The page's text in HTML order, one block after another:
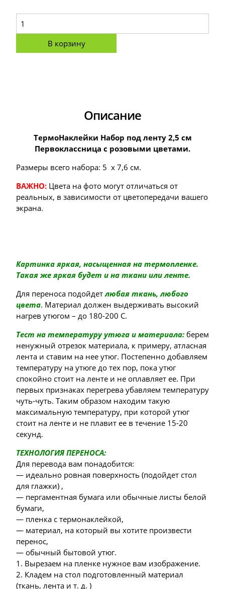
В корзину
Описание
ТермоНаклейки Набор под ленту 2,5 см
Первоклассница с розовыми цветами.
Размеры всего набора: 5 х 7,6 см.
ВАЖНО: Цвета на фото могут отличаться от
реальных, в зависимости от цветопередачи вашего
экрана.
Картинка яркая, насыщенная на термопленке.
Такая же яркая будет и на ткани или ленте.
Для переноса подойдетлюбая ткань, любого
цвета. Материал должен выдерживать высокий
нагрев утюгом – до 180-200 С.
Тест на температуру утюга и материала: берем
ненужный отрезок материала, к примеру, атласная
лента и ставим на нее утюг. Постепенно добавляем
температуру на утюге до тех пор, пока утюг
спокойно стоит на ленте и не оплавляет ее. При
первых признаках перегрева убавляем температуру
чуть-чуть. Таким образом находим такую
максимальную температуру, при которой утюг
стоит на ленте и не плавит ее в течение 15-20
секунд.
ТЕХНОЛОГИЯ ПЕРЕНОСА:
Для перевода вам понадобится:
— идеально ровная поверхность (подойдет стол
для глажки) ,
— пергаментная бумага или обычные листы белой
бумаги,
— пленка с термонаклейкой,
— материал, на который вы хотите произвести
перенос,
— обычный бытовой утюг.
1. Вырезаем на пленке нужное вам изображение.
2. Кладем на стол подготовленный материал
(ткань, лента и т. д. )